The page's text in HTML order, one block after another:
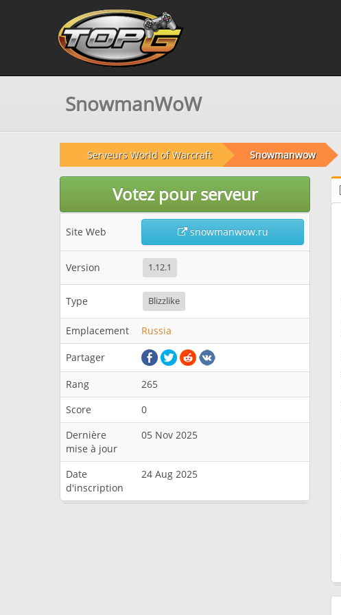
SnowmanWoW
Serveurs World of Warcraft Snowmanwow
Votez pour serveur
Site Web snowmanwow.ru
Version 1.12.1
Type Blizzlike
Emplacement Russia
Partager
Rang
265
Score
0
Dernière
mise à jour
05 Nov 2025
Date
d'inscription
24 Aug 2025